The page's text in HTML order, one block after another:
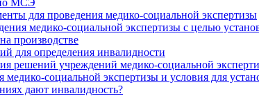
МСЭ
для проведения медико-социальной экспертизы
медико-социальной экспертизы с целью
производстве
для определения инвалидности
решений учреждений медико-социальной
медико-социальной экспертизы и условия для
дают инвалидность?